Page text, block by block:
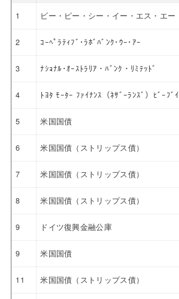
1 ビー・ピー・シー・イー・エス・エー
2 ｺｰﾍﾟﾗﾃｨﾌﾞ･ﾗﾎﾞﾊﾞﾝｸ･ｳｰ･ｱｰ
3 ﾅｼｮﾅﾙ･ｵｰｽﾄﾗﾘｱ・ﾊﾞﾝｸ・ﾘﾐﾃｯﾄﾞ
4 ﾄﾖﾀ ﾓｰﾀｰ ﾌｧｲﾅﾝｽ（ﾈｻﾞｰﾗﾝｽﾞ）ﾋﾞｰﾌﾞｲ
5 米国国債
6 米国国債（ストリップス債）
7 米国国債（ストリップス債）
8 米国国債（ストリップス債）
9 ドイツ復興金融公庫
9 米国国債
11 米国国債（ストリップス債）